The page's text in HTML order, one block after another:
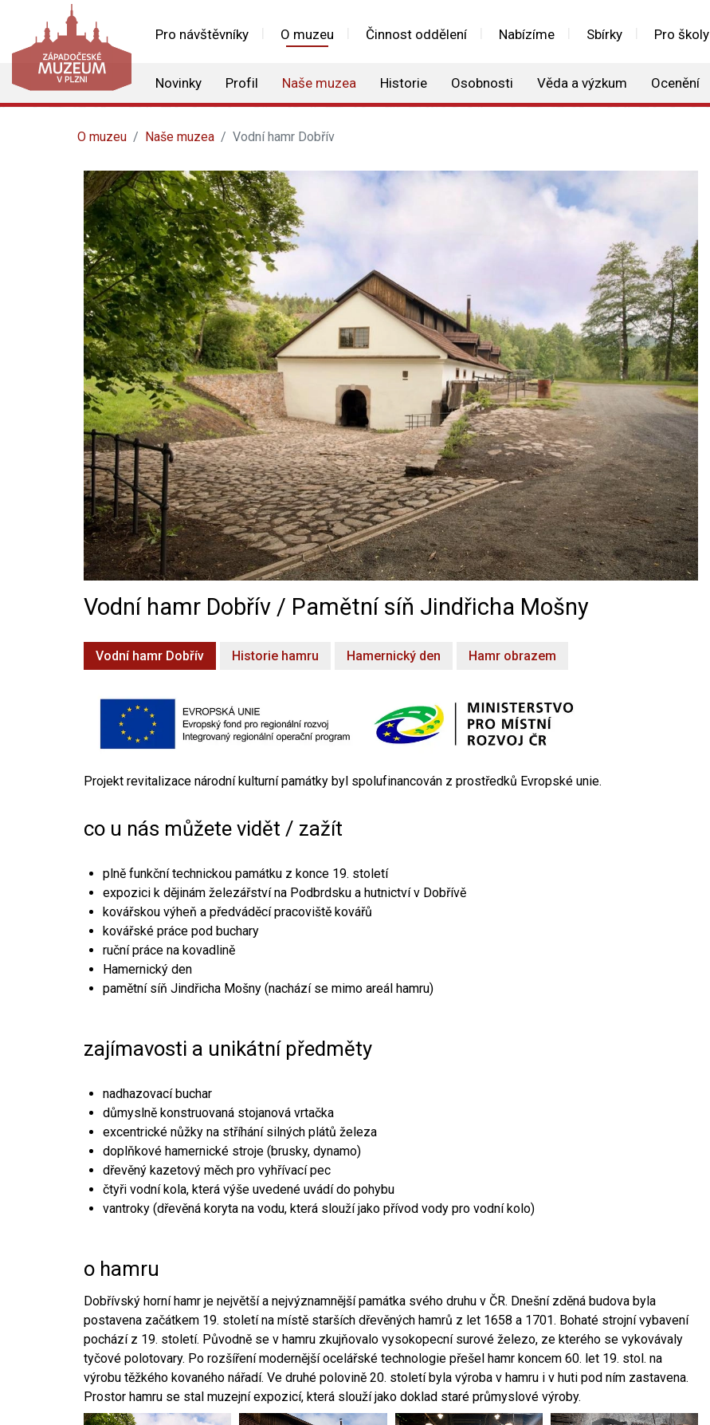
Pro návštěvníky O muzeu Činnost oddělení Nabízíme Sbírky Pro školy
Novinky Profil Naše muzea Historie Osobnosti Věda a výzkum Ocenění
O muzeu Naše muzea Vodní hamr Dobřív
Vodní hamr Dobřív / Pamětní síň Jindřicha Mošny
Vodní hamr Dobřív Historie hamru Hamernický den Hamr obrazem
Projekt revitalizace národní kulturní památky byl spolufinancován z prostředků Evropské unie.
co u nás můžete vidět / zažít
plně funkční technickou památku z konce 19. století
expozici k dějinám železářství na Podbrdsku a hutnictví v Dobřívě
kovářskou výheň a předváděcí pracoviště kovářů
kovářské práce pod buchary
ruční práce na kovadlině
Hamernický den
pamětní síň Jindřicha Mošny (nachází se mimo areál hamru)
zajímavosti a unikátní předměty
nadhazovací buchar
důmyslně konstruovaná stojanová vrtačka
excentrické nůžky na stříhání silných plátů železa
doplňkové hamernické stroje (brusky, dynamo)
dřevěný kazetový měch pro vyhřívací pec
čtyři vodní kola, která výše uvedené uvádí do pohybu
vantroky (dřevěná koryta na vodu, která slouží jako přívod vody pro vodní kolo)
o hamru
Dobřívský horní hamr je největší a nejvýznamnější památka svého druhu v ČR. Dnešní zděná budova byla
postavena začátkem 19. století na místě starších dřevěných hamrů z let 1658 a 1701. Bohaté strojní vybavení
pochází z 19. století. Původně se v hamru zkujňovalo vysokopecní surové železo, ze kterého se vykovávaly
tyčové polotovary. Po rozšíření modernější ocelářské technologie přešel hamr koncem 60. let 19. stol. na
výrobu těžkého kovaného nářadí. Ve druhé polovině 20. století byla výroba v hamru i v huti pod ním zastavena.
Prostor hamru se stal muzejní expozicí, která slouží jako doklad staré průmyslové výroby.